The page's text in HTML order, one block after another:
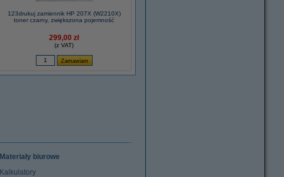
123drukuj zamiennik HP 207X (W2210X)
toner czarny, zwiększona pojemność
299,00 zł
(z VAT)
Materiały biurowe
Kalkulatory